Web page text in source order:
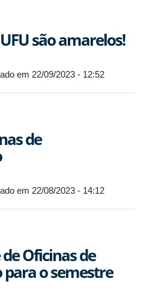
são amarelos!
em 22/09/2023 - 12:52
de
em 22/08/2023 - 14:12
Oficinas de
o semestre